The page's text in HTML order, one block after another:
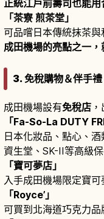
正統江戶前壽司也能用
「茶寮 煎茶堂」
可品嚐日本傳統抹茶
成田機場的亮點之一
3. 免稅購物＆伴手
成田機場設有免稅店
「Fa-So-La DUTY
日本化妝品、點心、酒
資生堂、SK-II等高級
「寶可夢店」
入手成田機場限定寶可
「Royce’」
可買到北海道巧克力品